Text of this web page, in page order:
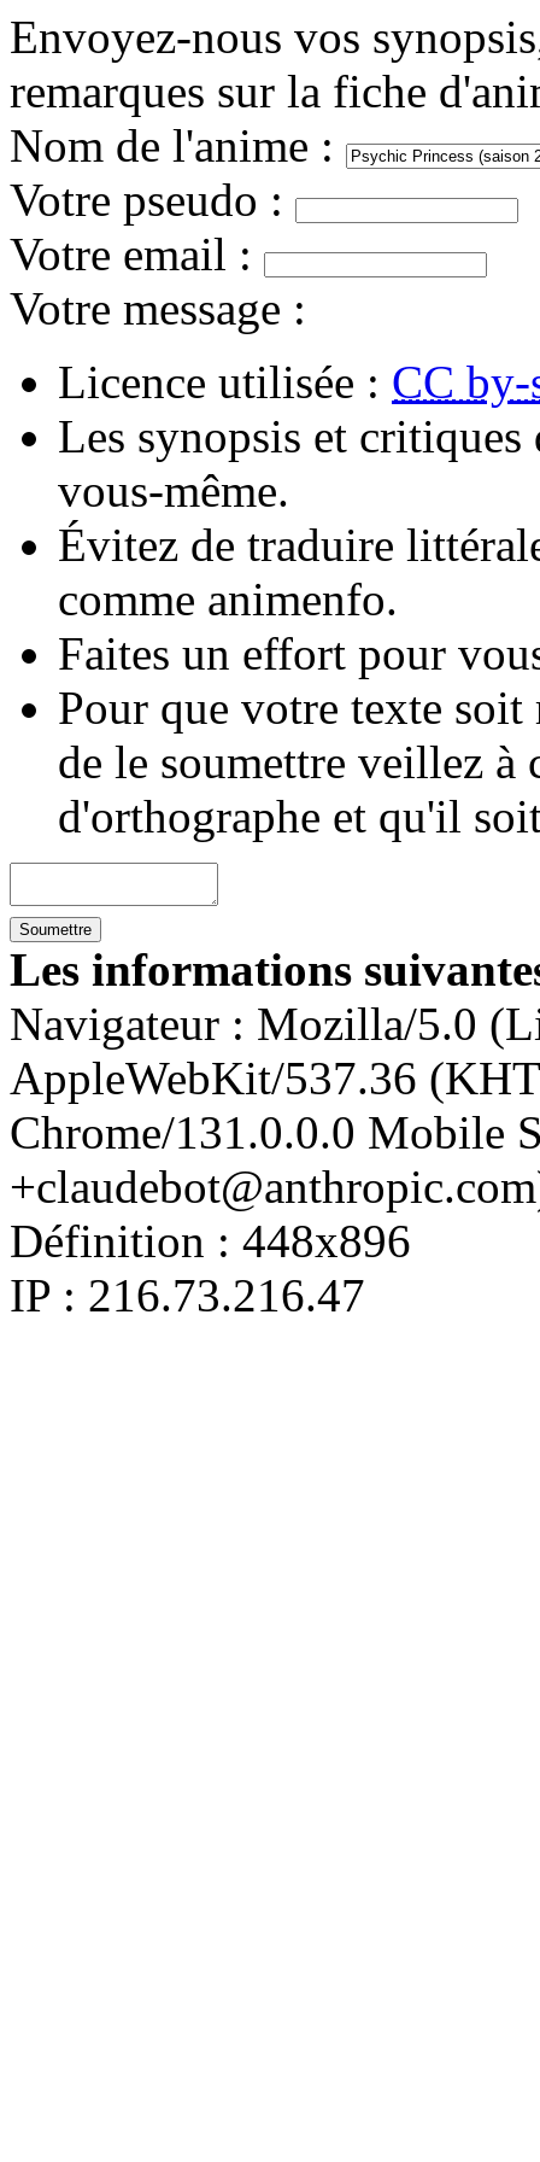
Envoyez-nous vos
remarques sur la fiche
Nom de l'anime :
Votre pseudo :
Votre email :
Votre message :
Licence utilisée : CC by-
Les synopsis et
vous-même.
Évitez de traduire
comme animenfo.
Faites un effort pour
Pour que votre texte
de le soumettre veillez à
d'orthographe et qu'il
Les informations
Navigateur : Mozilla/5.0
AppleWebKit/537.36
Chrome/131.0.0.0 Mobile
Définition : 448x896
IP : 216.73.216.47